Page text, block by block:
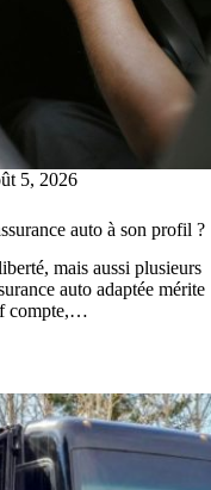
5, 2026
auto à son profil ?
mais aussi plusieurs
auto adaptée mérite
compte,…